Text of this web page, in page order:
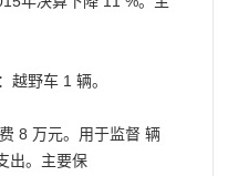
野车 1 辆。
8 万元。用于监督 辆
出。主要保